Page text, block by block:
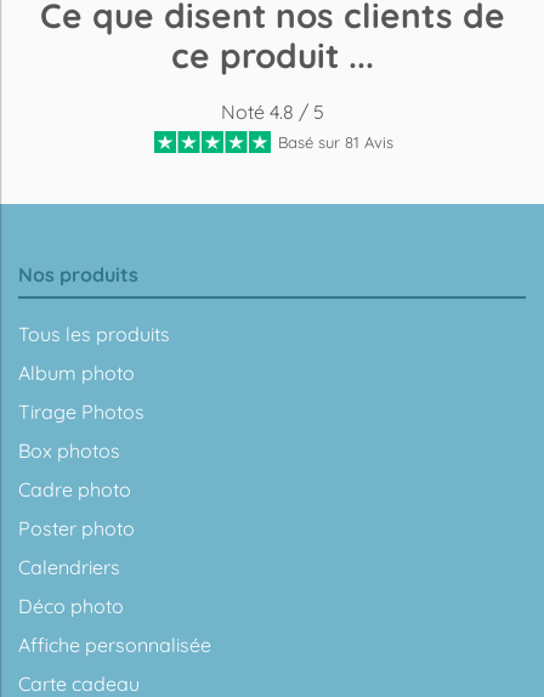
Ce que disent nos clients de
ce produit ...
Noté 4.8 / 5
Basé sur 81 Avis
Nos produits
Tous les produits
Album photo
Tirage Photos
Box photos
Cadre photo
Poster photo
Calendriers
Déco photo
Affiche personnalisée
Carte cadeau